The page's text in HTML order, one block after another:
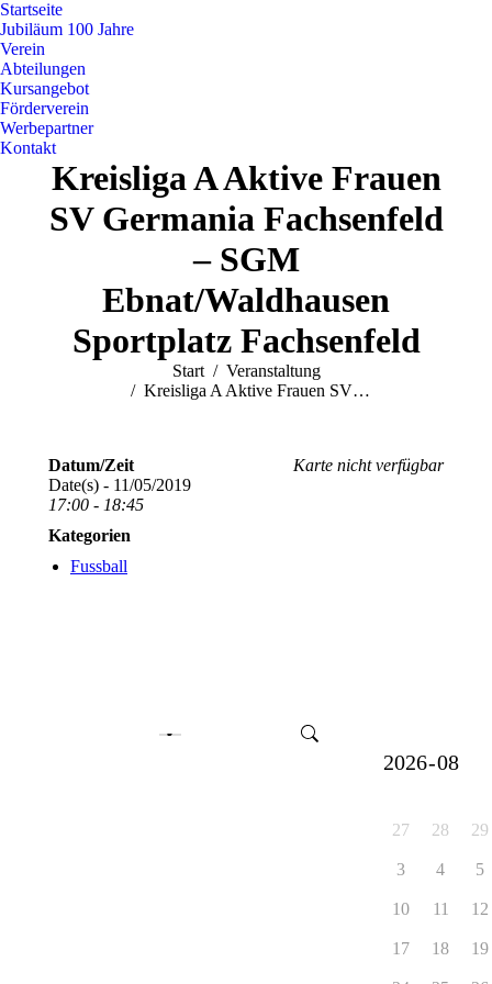
Startseite
Jubiläum 100 Jahre
Verein
Abteilungen
Kursangebot
Förderverein
Werbepartner
Kontakt
Kreisliga A Aktive Frauen
SV Germania Fachsenfeld
– SGM
Ebnat/Waldhausen
Sportplatz Fachsenfeld
Sie befinden sich hier:
Start
Veranstaltung
Kreisliga A Aktive Frauen SV…
Karte nicht verfügbar
Datum/Zeit
Date(s) - 11/05/2019
17:00 - 18:45
Kategorien
Fussball
27 28 29
3 4 5
10 11 12
17 18 19